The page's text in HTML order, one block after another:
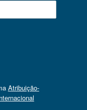
Atribuição-